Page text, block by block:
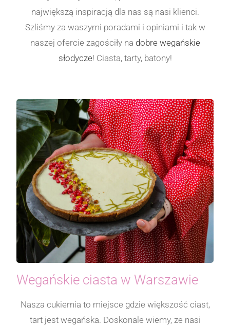
największą inspiracją dla nas są nasi klienci.
Szliśmy za waszymi poradami i opiniami i tak w
naszej ofercie zagościły na dobre wegańskie
słodycze! Ciasta, tarty, batony!
Wegańskie ciasta w Warszawie
Nasza cukiernia to miejsce gdzie większość ciast,
tart jest wegańska. Doskonale wiemy, ze nasi